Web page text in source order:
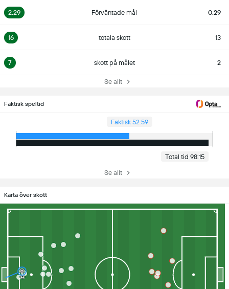
2.29 Förväntade mål 0.29
16 totala skott 13
7 skott på målet 2
Se allt
Faktisk speltid
Faktisk 52:59
Total tid 98:15
Se allt
Karta över skott